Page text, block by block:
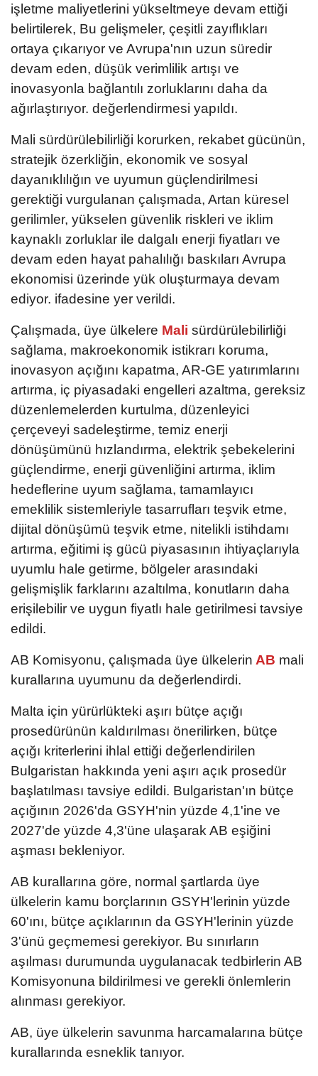
işletme maliyetlerini yükseltmeye devam ettiği
belirtilerek, Bu gelişmeler, çeşitli zayıflıkları
ortaya çıkarıyor ve Avrupa'nın uzun süredir
devam eden, düşük verimlilik artışı ve
inovasyonla bağlantılı zorluklarını daha da
ağırlaştırıyor. değerlendirmesi yapıldı.
Mali sürdürülebilirliği korurken, rekabet gücünün,
stratejik özerkliğin, ekonomik ve sosyal
dayanıklılığın ve uyumun güçlendirilmesi
gerektiği vurgulanan çalışmada, Artan küresel
gerilimler, yükselen güvenlik riskleri ve iklim
kaynaklı zorluklar ile dalgalı enerji fiyatları ve
devam eden hayat pahalılığı baskıları Avrupa
ekonomisi üzerinde yük oluşturmaya devam
ediyor. ifadesine yer verildi.
Çalışmada, üye ülkelere Mali sürdürülebilirliği
sağlama, makroekonomik istikrarı koruma,
inovasyon açığını kapatma, AR-GE yatırımlarını
artırma, iç piyasadaki engelleri azaltma, gereksiz
düzenlemelerden kurtulma, düzenleyici
çerçeveyi sadeleştirme, temiz enerji
dönüşümünü hızlandırma, elektrik şebekelerini
güçlendirme, enerji güvenliğini artırma, iklim
hedeflerine uyum sağlama, tamamlayıcı
emeklilik sistemleriyle tasarrufları teşvik etme,
dijital dönüşümü teşvik etme, nitelikli istihdamı
artırma, eğitimi iş gücü piyasasının ihtiyaçlarıyla
uyumlu hale getirme, bölgeler arasındaki
gelişmişlik farklarını azaltılma, konutların daha
erişilebilir ve uygun fiyatlı hale getirilmesi tavsiye
edildi.
AB Komisyonu, çalışmada üye ülkelerin AB mali
kurallarına uyumunu da değerlendirdi.
Malta için yürürlükteki aşırı bütçe açığı
prosedürünün kaldırılması önerilirken, bütçe
açığı kriterlerini ihlal ettiği değerlendirilen
Bulgaristan hakkında yeni aşırı açık prosedür
başlatılması tavsiye edildi. Bulgaristan'ın bütçe
açığının 2026'da GSYH'nin yüzde 4,1'ine ve
2027'de yüzde 4,3'üne ulaşarak AB eşiğini
aşması bekleniyor.
AB kurallarına göre, normal şartlarda üye
ülkelerin kamu borçlarının GSYH'lerinin yüzde
60'ını, bütçe açıklarının da GSYH'lerinin yüzde
3'ünü geçmemesi gerekiyor. Bu sınırların
aşılması durumunda uygulanacak tedbirlerin AB
Komisyonuna bildirilmesi ve gerekli önlemlerin
alınması gerekiyor.
AB, üye ülkelerin savunma harcamalarına bütçe
kurallarında esneklik tanıyor.